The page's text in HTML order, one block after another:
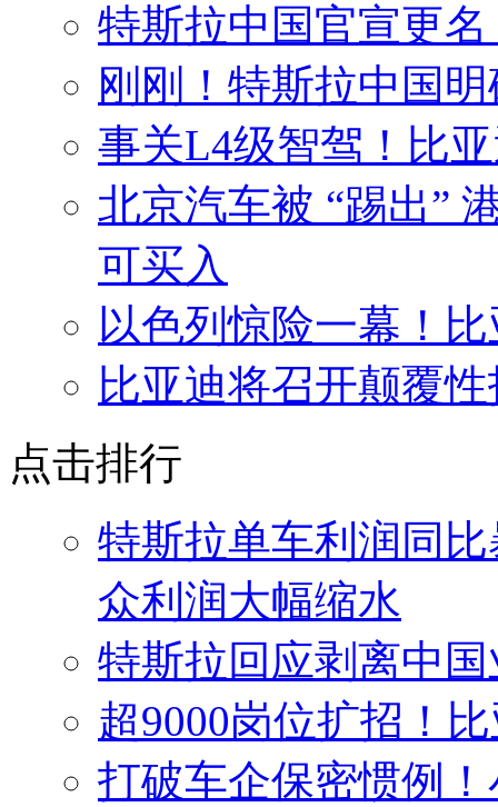
特斯拉中国官宣更
刚刚！特斯拉中国
事关L4级智驾！比
北京汽车被 “踢出”
可买入
以色列惊险一幕！
比亚迪将召开颠覆
点击排行
特斯拉单车利润同
众利润大幅缩水
特斯拉回应剥离中
超9000岗位扩招！
打破车企保密惯例